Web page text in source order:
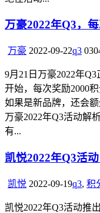
万豪2022年Q3，
万豪 2022-09-22q3 0
9月21日万豪2022年
开始，每次奖励2000
如果是新品牌，还会
万豪2022年Q3活动解
有...
凯悦2022年Q3活
凯悦 2022-09-19q3, 积
凯悦2022年Q3活动推